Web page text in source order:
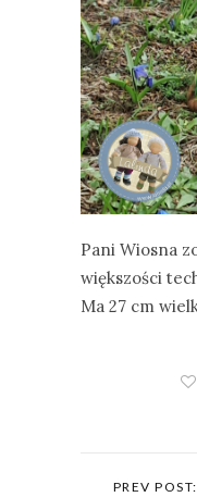
Pani Wiosna
większości
Ma 27 cm
PREV